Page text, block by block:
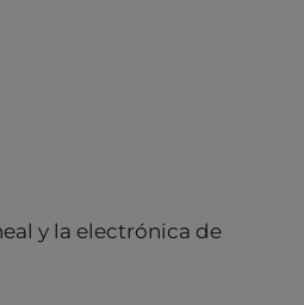
y la electrónica de